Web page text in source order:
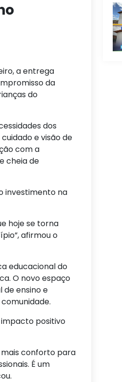
a entrega
da
do
dos
e visão de
com a
cheia de
investimento na
hoje se torna
afirmou o
educacional do
O novo espaço
de ensino e
impacto positivo
mais conforto para
É um